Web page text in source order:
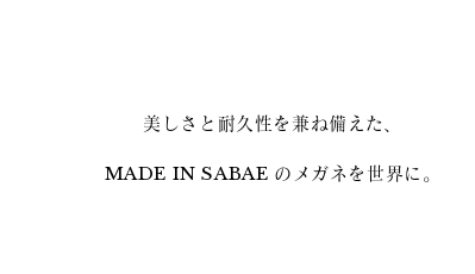
美しさと耐久性を兼ね備えた、
MADE IN SABAE のメガネを世界に。